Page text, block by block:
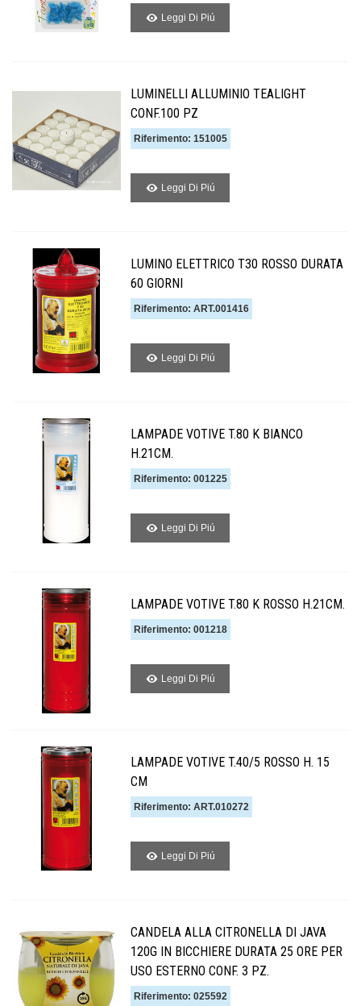
Leggi Di Piú
LUMINELLI ALLUMINIO TEALIGHT
CONF.100 PZ
Riferimento: 151005
Leggi Di Piú
LUMINO ELETTRICO T30 ROSSO DURATA
60 GIORNI
Riferimento: ART.001416
Leggi Di Piú
LAMPADE VOTIVE T.80 K BIANCO
H.21CM.
Riferimento: 001225
Leggi Di Piú
LAMPADE VOTIVE T.80 K ROSSO H.21CM.
Riferimento: 001218
Leggi Di Piú
LAMPADE VOTIVE T.40/5 ROSSO H. 15
CM
Riferimento: ART.010272
Leggi Di Piú
CANDELA ALLA CITRONELLA DI JAVA
120G IN BICCHIERE DURATA 25 ORE PER
USO ESTERNO CONF. 3 PZ.
Riferimento: 025592